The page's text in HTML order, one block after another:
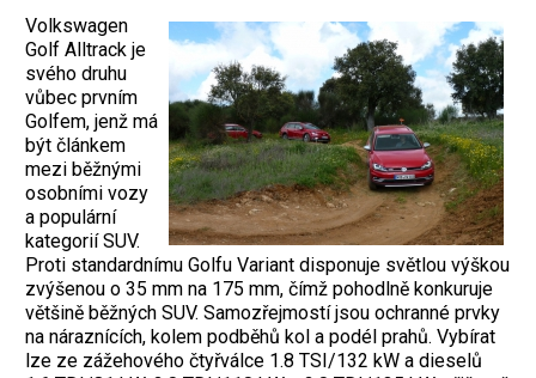
Volkswagen
Golf Alltrack je
svého druhu
vůbec prvním
Golfem, jenž má
být článkem
mezi běžnými
osobními vozy
a populární
kategorií SUV.
Proti standardnímu Golfu Variant disponuje světlou výškou
zvýšenou o 35 mm na 175 mm, čímž pohodlně konkuruje
většině běžných SUV. Samozřejmostí jsou ochranné prvky
na náraznících, kolem podběhů kol a podél prahů. Vybírat
lze ze zážehového čtyřválce 1.8 TSI/132 kW a dieselů